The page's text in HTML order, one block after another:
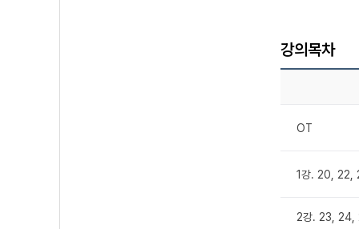
강의목차
OT
1강. 20, 22,
2강. 23, 24,